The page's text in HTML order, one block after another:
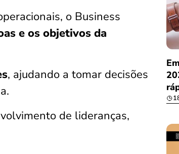
o Business
e os objetivos da
, ajudando a tomar decisões
de lideranças,